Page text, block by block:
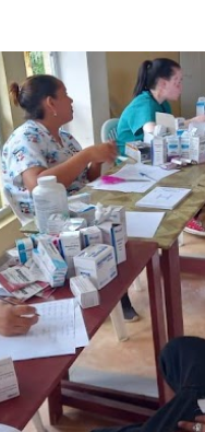
decidió no seguir
la situación
Servicio Militar
en Carolina Mejía RD
atentado a balazos
el sistema eléctrico
y bombas
festival cultural
festival cultural